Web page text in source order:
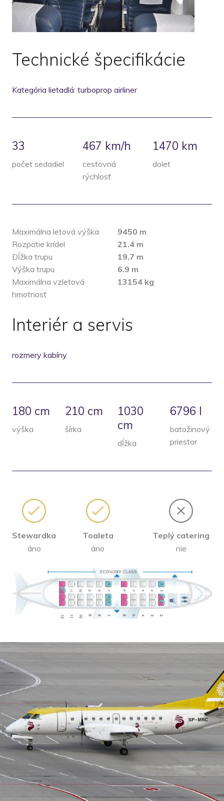
Technické špecifikácie
Kategória lietadlá: turboprop airliner
33
počet sedadiel
467 km/h
cestovná
rýchlosť
1470 km
dolet
Maximálna letová výška
Rozpätie krídel
Dĺžka trupu
Výška trupu
Maximálna vzletová
hmotnosť
9450 m
21.4 m
19.7 m
6.9 m
13154 kg
Interiér a servis
rozmery kabíny
180 cm
výška
210 cm
šírka
1030
cm
dĺžka
6796 l
batožinový
priestor
Stewardka
áno
Toaleta
áno
Teplý catering
nie